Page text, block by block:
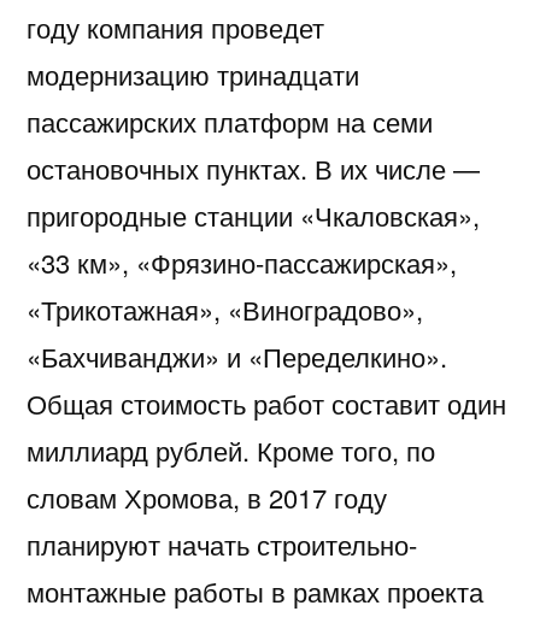
году компания проведет
модернизацию тринадцати
пассажирских платформ на семи
остановочных пунктах. В их числе —
пригородные станции «Чкаловская»,
«33 км», «Фрязино-пассажирская»,
«Трикотажная», «Виноградово»,
«Бахчиванджи» и «Переделкино».
Общая стоимость работ составит один
миллиард рублей. Кроме того, по
словам Хромова, в 2017 году
планируют начать строительно-
монтажные работы в рамках проекта